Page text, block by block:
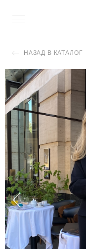
НАЗАД В КАТАЛОГ